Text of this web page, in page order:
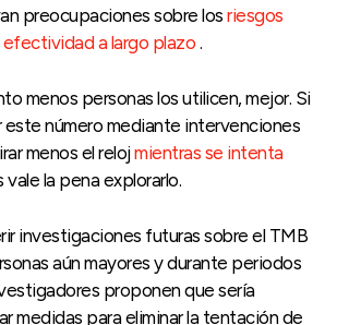
preocupaciones sobre los riesgos
efectividad a largo plazo .
menos personas los utilicen, mejor. Si
número mediante intervenciones
menos el relojmientras se intenta
la pena explorarlo.
investigaciones futuras sobre el TMB
aún mayores y durante periodos
proponen que sería
medidas para eliminar la tentación de